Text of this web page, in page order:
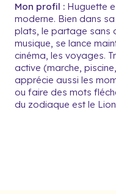
Mon profil : Huguette
moderne. Bien dans
plats, le partage sans
musique, se lance
cinéma, les voyages.
active (marche,
apprécie aussi les
ou faire des mots
du zodiaque est le Lion